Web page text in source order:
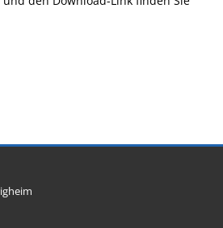
Kinder und Jugendliche
Geschichte
MEIN GEMMRIGHEIM